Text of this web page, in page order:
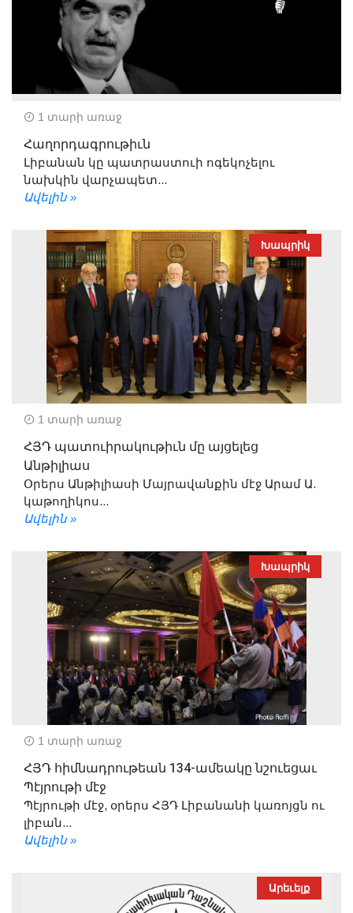
1 տարի առաջ
Հաղորդագրութիւն
Լիբանան կը պատրաստուի ոգեկոչելու
նախկին վարչապետ...
Ավելին »
Խապրիկ
1 տարի առաջ
ՀՅԴ պատուիրակութիւն մը այցելեց
Անթիլիաս
Օրերս Անթիլիասի Մայրավանքին մէջ Արամ Ա.
կաթողիկոս...
Ավելին »
Խապրիկ
1 տարի առաջ
ՀՅԴ հիմնադրութեան 134-ամեակը նշուեցաւ
Պէյրութի մէջ
Պէյրութի մէջ, օրերս ՀՅԴ Լիբանանի կառոյցն ու
լիբան...
Ավելին »
Արեւելք